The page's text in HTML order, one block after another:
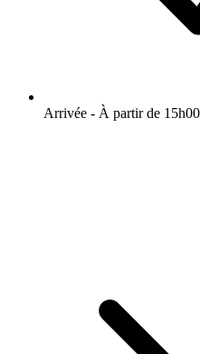
Arrivée - À partir de 15h00